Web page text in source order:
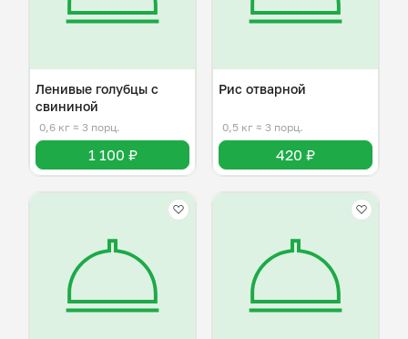
Ленивые голубцы с
свининой
0,6 кг ≈ 3 порц.
1 100 ₽
Рис отварной
0,5 кг ≈ 3 порц.
420 ₽